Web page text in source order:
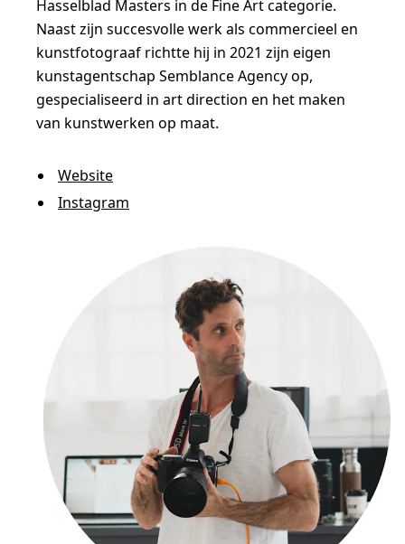
Hasselblad Masters in de Fine Art categorie.
Naast zijn succesvolle werk als commercieel en
kunstfotograaf richtte hij in 2021 zijn eigen
kunstagentschap Semblance Agency op,
gespecialiseerd in art direction en het maken
van kunstwerken op maat.
Website
Instagram